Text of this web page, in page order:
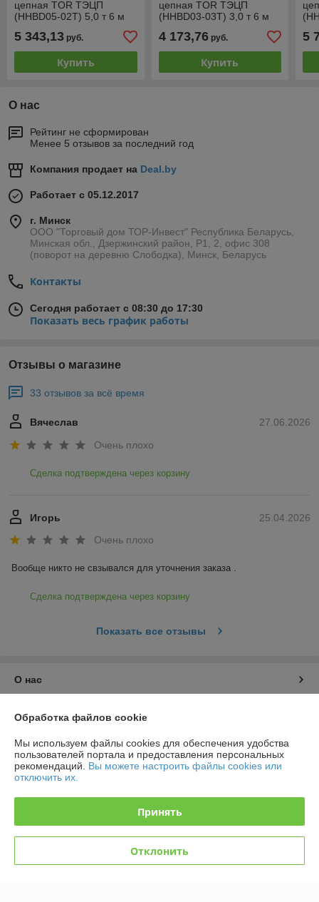
цепная TOR ТЭЦП
(HHBD05-02T) 5,0 т 6 м
5 343,13 руб.
Купить
цепная TOR ТЭЦП
(HHBD03-03T) 3,0 т 6 м
4 173,76руб.
Купить
5
О нас
Рейтинг не сформирован
Менее 5 отзывов за последний год
Компания продает на Deal.by
Работает с 05.12.2017
г. Минск
ООО "Торговый дом ТОР-Инвест" Республика Беларусь,
Минская обл., Дзержинский район, Р1, 2, офис 308
(поворот на деревню Слободка), Минск, Беларусь
Контакты
Сегодня работает с 08:30 до 17:30
Показать весь график работы
Отзывы о магазине
33 отзывов за всё время
27.06.2026
Вячеслав
Очень плохо
Сделка подтверждена через корзину
25.04.2026
Игорь
Очень плохо
Вообще никто не свзывался для уточнения заказа .
Сделка подтверждена через корзину
Показать все отзывы
О нас
Контакты
Доставка и оплата
График работы
Политика обработки cookies
Обработка файлов cookie
Мы используем файлы cookies для обеспечения удобства
пользователей портала и предоставления персональных
рекомендаций. Вы можете настроить файлы cookies или
отключить их.
Принять
Отклонить